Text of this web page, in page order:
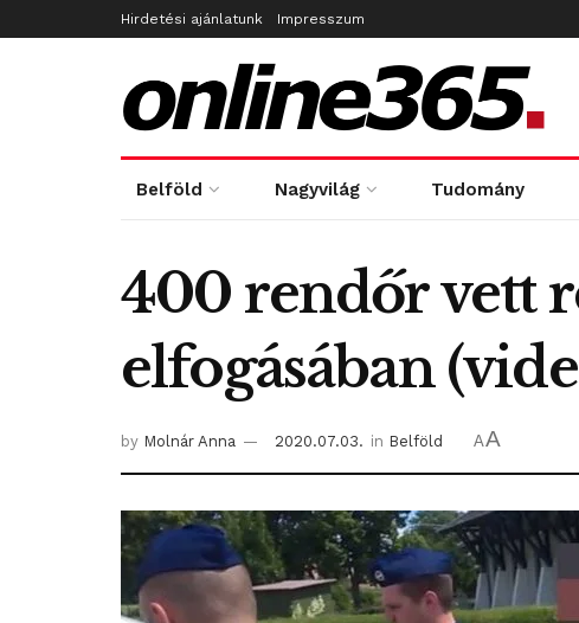
Hirdetési ajánlatunk Impresszum
Belföld Nagyvilág Tudomány
400 rendőr vett
elfogásában
by Molnár Anna 2020.07.03. in Belföld AA